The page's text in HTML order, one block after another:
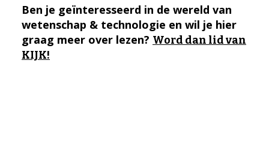
Ben je geïnteresseerd in de wereld van
wetenschap & technologie en wil je hier
graag meer over lezen? Word dan lid van
KIJK!